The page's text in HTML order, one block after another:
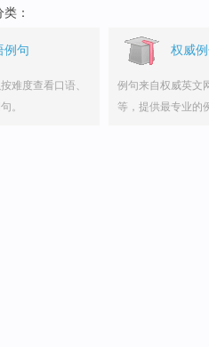
：
例句
难度查看口语、
。
权威
例句来自权威英文
等，提供最专业的